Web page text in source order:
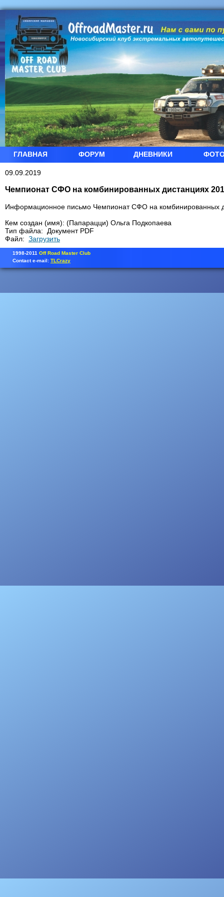
ГЛАВНАЯ ФОРУМ ДНЕВНИКИ
09.09.2019
Чемпионат СФО на комбинированных дистанциях
Информационное письмо Чемпионат СФО на комбинированных
Кем создан (имя): (Папарацци) Ольга Подкопаева
Тип файла: Документ PDF
Файл: Загрузить
1998-2011 Off Road Master Club
Contact e-mail: TLCrazy